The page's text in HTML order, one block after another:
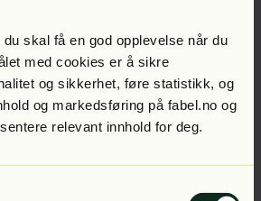
skal få en god opplevelse når du
med cookies er å sikre
og sikkerhet, føre statistikk, og
og markedsføring på fabel.no og
relevant innhold for deg.